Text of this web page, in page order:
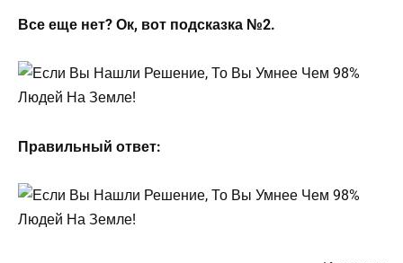
Все еще нет? Ок, вот подсказка №2.
Правильный ответ: